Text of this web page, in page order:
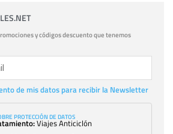
y códigos descuento que tenemos
de mis datos para recibir la Newsletter
PROTECCIÓN DE DATOS
Viajes Anticiclón